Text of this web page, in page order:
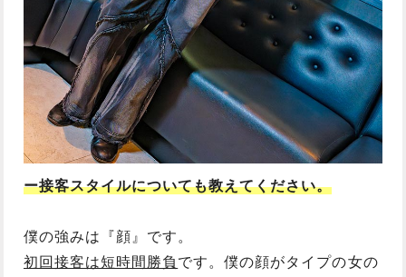
ー接客スタイルについても教えてください。
僕の強みは『顔』です。
初回接客は短時間勝負 です。僕の顔がタイプの女の